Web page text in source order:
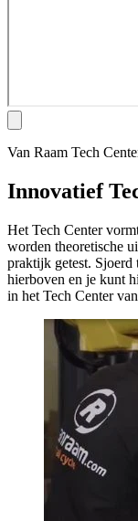
Van Raam Tech
Innovatief
Het Tech Center
worden theoretische
praktijk getest. Sjoerd
hierboven en je kunt
in het Tech Center